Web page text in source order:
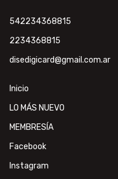
542234368815
2234368815
disedigicard@gmail.com.ar
Inicio
LO MÁS NUEVO
MEMBRESÍA
Facebook
Instagram